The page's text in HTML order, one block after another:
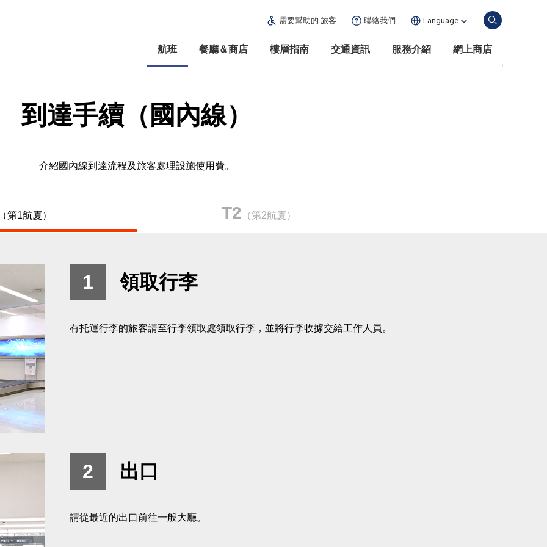
航班 餐廳＆商店 樓層指南 交通資訊 服務介紹 網上商店
需要幫助的 旅客 聯絡我們 Language
到達手續（國內線）
介紹國內線到達流程及旅客處理設施使用費。
第1航廈） T2 （第2航廈）
1 領取行李
有托運行李的旅客請至行李領取處領取行李，並將行李收據交給工作人員。
2 出口
請從最近的出口前往一般大廳。